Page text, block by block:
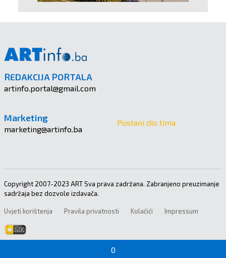
0
REDAKCIJA PORTALA
artinfo.portal@gmail.com
Marketing
marketing@artinfo.ba
Postani dio tima
Copyright 2007-2023 ART Sva prava zadržana. Zabranjeno preuzimanje
sadržaja bez dozvole izdavača.
Uvjeti korištenja Pravila privatnosti Kolačići Impressum